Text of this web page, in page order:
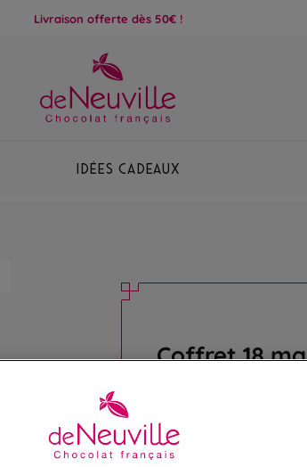
Livraison offerte dès 50€ !
Idées Cadeaux
Coffret 18
Assortiment de 18
33,50 €
Poids 250g